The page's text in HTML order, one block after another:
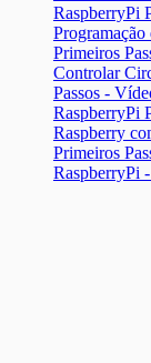
RaspberryPi
Primeiros
Controlar
Passos -
RaspberryPi
Raspberry
Primeiros
RaspberryPi